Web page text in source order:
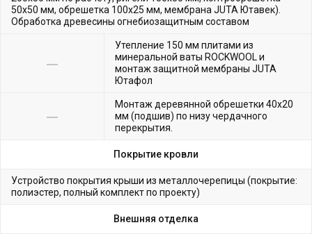
50х50 мм, обрешетка 100х25 мм, мембрана JUTA Ютавек).
Обработка древесины огнебиозащитным составом
Утепление 150 мм плитами из
минеральной ваты ROCKWOOL и
монтаж защитной мембраны JUTA
Ютафол
Монтаж деревянной обрешетки 40х20
мм (подшив) по низу чердачного
перекрытия.
Покрытие кровли
Устройство покрытия крыши из металлочерепицы (покрытие:
полиэстер, полный комплект по проекту)
Внешняя отделка